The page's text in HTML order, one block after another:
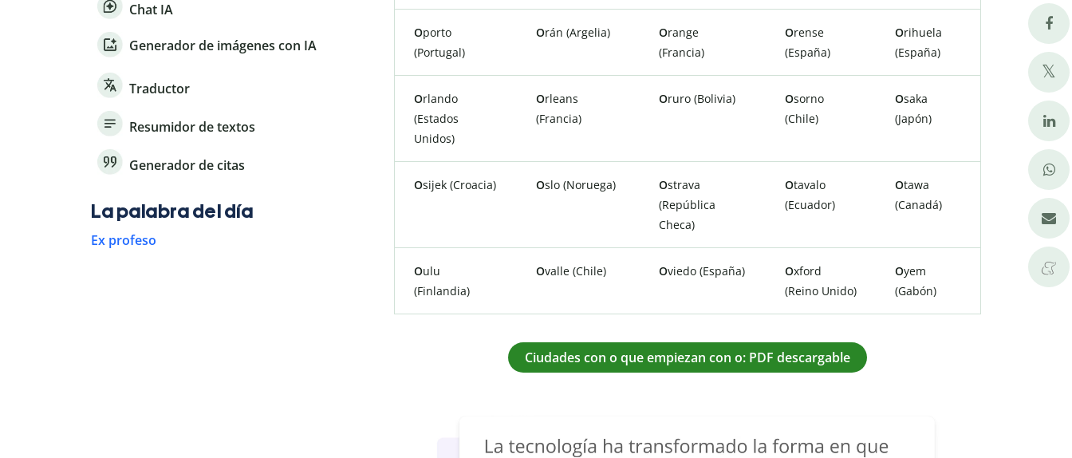
Oporto
(Portugal)
Orán (Argelia) Orange
(Francia)
Orense
(España)
Orihuela
(España)
Orlando
(Estados
Unidos)
Orleans
(Francia)
Oruro (Bolivia) Osorno
(Chile)
Osaka
(Japón)
Osijek (Croacia) Oslo (Noruega) Ostrava
(República
Checa)
Otavalo
(Ecuador)
Otawa
(Canadá)
Oulu
(Finlandia)
Ovalle (Chile) Oviedo (España) Oxford
(Reino Unido)
Oyem
(Gabón)
Ciudades con o que empiezan con o: PDF descargable
Chat IA
Generador de imágenes con IA
Traductor
Resumidor de textos
Generador de citas
La palabra del día
Ex profeso